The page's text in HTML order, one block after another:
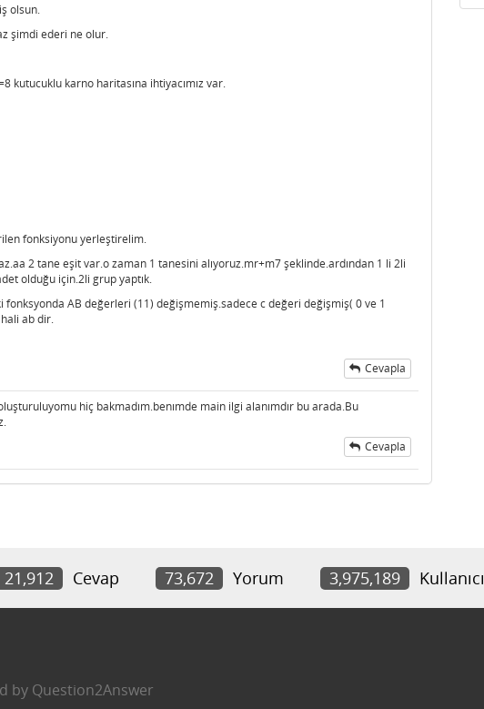
olsun.
şimdi ederi ne olur.
kutucuklu karno haritasına ihtiyacımız var.
fonksiyonu yerleştirelim.
2 tane eşit var.o zaman 1 tanesini alıyoruz.mr+m7 şeklinde.ardından 1 li 2li
olduğu için.2li grup yaptık.
fonksyonda AB değerleri (11) değişmemiş.sadece c değeri değişmiş( 0 ve 1
ab dir.
Cevapla
hiç bakmadım.benımde main ilgi alanımdır bu arada.Bu
Cevapla
21,912 Cevap 73,672 Yorum 3,975,189 Kullanıcı
by Question2Answer